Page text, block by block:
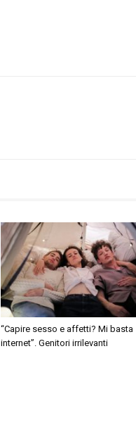
“Capire sesso e affetti? Mi basta
internet”. Genitori irrilevanti